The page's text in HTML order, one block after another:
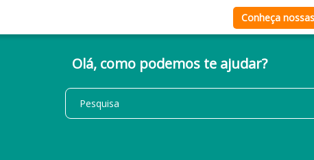
Conheça
Olá, como podemos te ajudar?